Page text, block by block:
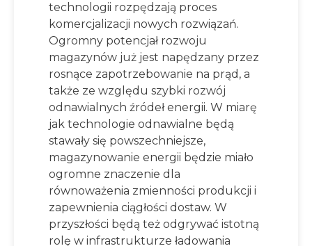
technologii rozpędzają proces
komercjalizacji nowych rozwiązań.
Ogromny potencjał rozwoju
magazynów już jest napędzany przez
rosnące zapotrzebowanie na prąd, a
także ze względu szybki rozwój
odnawialnych źródeł energii. W miarę
jak technologie odnawialne będą
stawały się powszechniejsze,
magazynowanie energii będzie miało
ogromne znaczenie dla
równoważenia zmienności produkcji i
zapewnienia ciągłości dostaw. W
przyszłości będą też odgrywać istotną
rolę w infrastrukturze ładowania